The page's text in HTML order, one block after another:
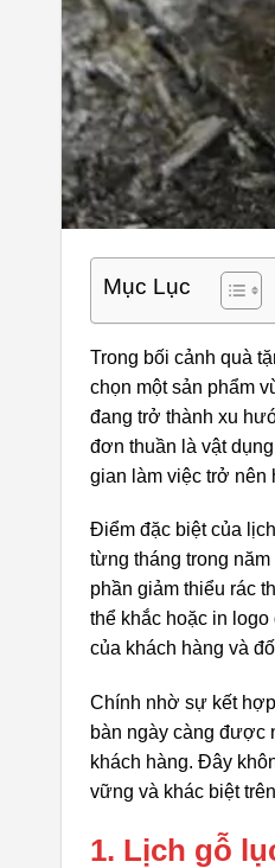
Mục Lục
Trong bối cảnh quà
chọn một sản phẩm
đang trở thành xu
đơn thuần là vật
gian làm việc trở nên
Điểm đặc biệt của
từng tháng trong
phần giảm thiểu rác
thể khắc hoặc in
của khách hàng và
Chính nhờ sự kết
bàn ngày càng được
khách hàng. Đây
vững và khác biệt
1. Lịch gỗ